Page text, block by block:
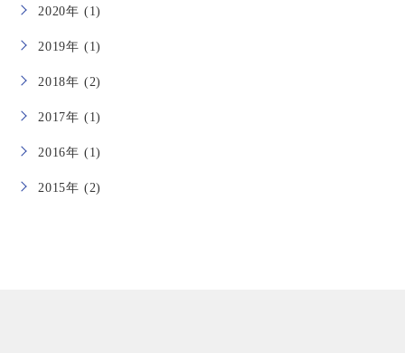
2020年 (1)
2019年 (1)
2018年 (2)
2017年 (1)
2016年 (1)
2015年 (2)